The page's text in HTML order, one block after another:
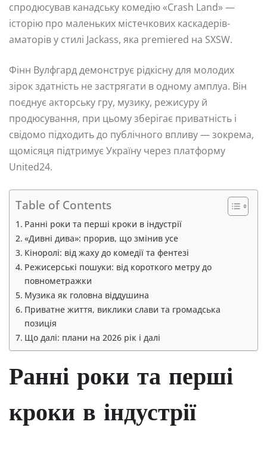
спродюсував канадську комедію «Crash Land» —
історію про маленьких містечкових каскадерів-
аматорів у стилі Jackass, яка premiered на SXSW.
Фінн Вулфгард демонструє рідкісну для молодих
зірок здатність не застрягати в одному амплуа. Він
поєднує акторську гру, музику, режисуру й
продюсування, при цьому зберігає приватність і
свідомо підходить до публічного впливу — зокрема,
щомісяця підтримує Україну через платформу
United24.
Table of Contents
Ранні роки та перші кроки в індустрії
«Дивні дива»: прорив, що змінив усе
Кіноролі: від жаху до комедії та фентезі
Режисерські пошуки: від короткого метру до
повнометражки
Музика як головна віддушина
Приватне життя, виклики слави та громадська
позиція
Що далі: плани на 2026 рік і далі
Ранні роки та перші
кроки в індустрії